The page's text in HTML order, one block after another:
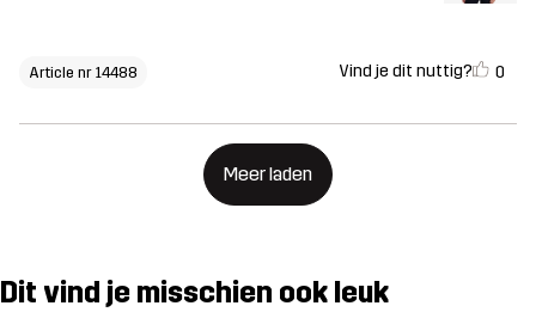
Article nr 14488 Vind je dit nuttig? 0
Meer laden
Dit vind je misschien ook leuk